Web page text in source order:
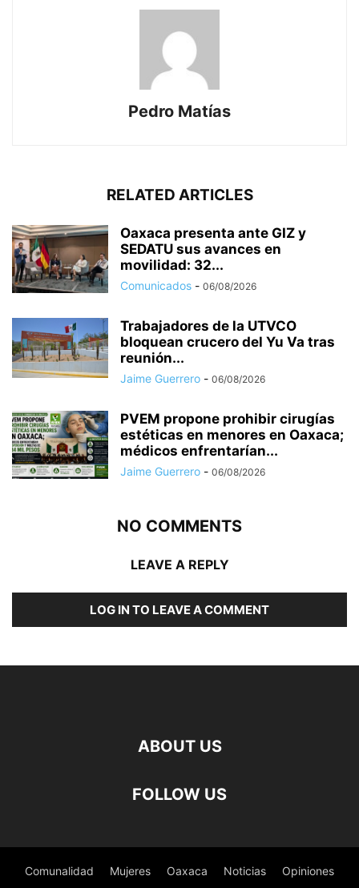
Pedro Matías
RELATED ARTICLES
Oaxaca presenta ante GIZ y
SEDATU sus avances en
movilidad: 32...
Comunicados - 06/08/2026
Trabajadores de la UTVCO
bloquean crucero del Yu Va tras
reunión...
Jaime Guerrero - 06/08/2026
PVEM propone prohibir cirugías
estéticas en menores en Oaxaca;
médicos enfrentarían...
Jaime Guerrero - 06/08/2026
NO COMMENTS
LEAVE A REPLY
LOG IN TO LEAVE A COMMENT
ABOUT US
FOLLOW US
Comunalidad Mujeres Oaxaca Noticias Opiniones